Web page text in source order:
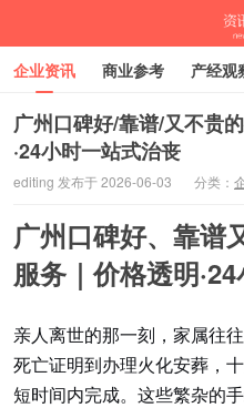
资
企业资讯 商业参考 产经观
时尚潮流 母婴亲子 专栏
广州口碑好/靠谱/又不贵
·24小时一站式治丧
editing 发布于 2026-06-03 分类：
广州口碑好、靠谱
服务｜价格透明
亲人离世的那一刻，家属往
死亡证明到办理火化安葬，
短时间内完成。这些繁杂的